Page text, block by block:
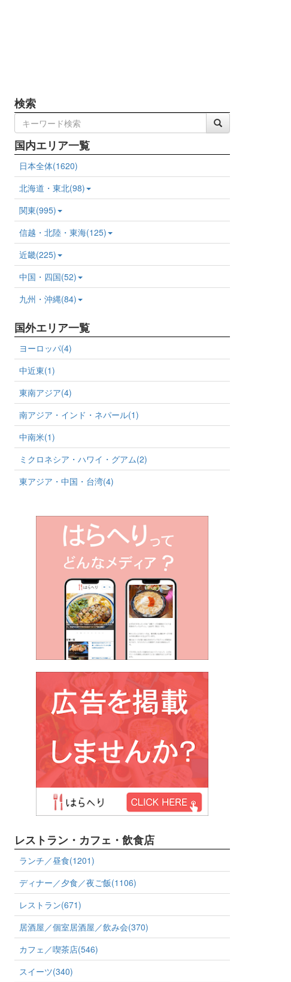
検索
国内エリア一覧
日本全体(1620)
北海道・東北(98)
関東(995)
信越・北陸・東海(125)
近畿(225)
中国・四国(52)
九州・沖縄(84)
国外エリア一覧
ヨーロッパ(4)
中近東(1)
東南アジア(4)
南アジア・インド・ネパール(1)
中南米(1)
ミクロネシア・ハワイ・グアム(2)
東アジア・中国・台湾(4)
レストラン・カフェ・飲食店
ランチ／昼食(1201)
ディナー／夕食／夜ご飯(1106)
レストラン(671)
居酒屋／個室居酒屋／飲み会(370)
カフェ／喫茶店(546)
スイーツ(340)